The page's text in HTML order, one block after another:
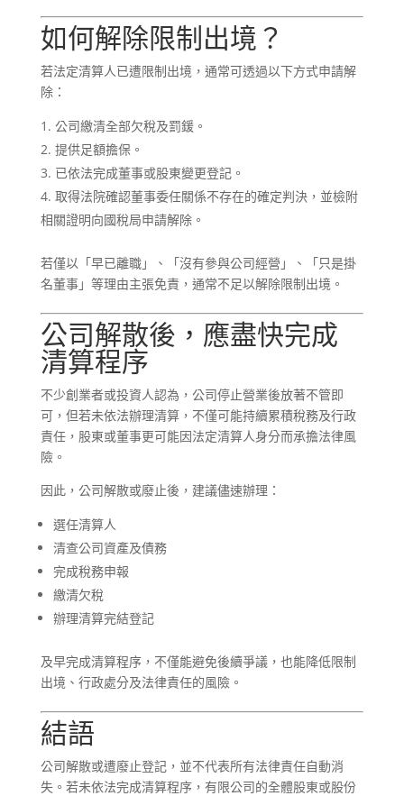
如何解除限制出境？
若法定清算人已遭限制出境，通常可透過以下方式申請解
除：
公司繳清全部欠稅及罰鍰。
提供足額擔保。
已依法完成董事或股東變更登記。
取得法院確認董事委任關係不存在的確定判決，並檢附
相關證明向國稅局申請解除。
若僅以「早已離職」、「沒有參與公司經營」、「只是掛
名董事」等理由主張免責，通常不足以解除限制出境。
公司解散後，應盡快完成
清算程序
不少創業者或投資人認為，公司停止營業後放著不管即
可，但若未依法辦理清算，不僅可能持續累積稅務及行政
責任，股東或董事更可能因法定清算人身分而承擔法律風
險。
因此，公司解散或廢止後，建議儘速辦理：
選任清算人
清查公司資產及債務
完成稅務申報
繳清欠稅
辦理清算完結登記
及早完成清算程序，不僅能避免後續爭議，也能降低限制
出境、行政處分及法律責任的風險。
結語
公司解散或遭廢止登記，並不代表所有法律責任自動消
失。若未依法完成清算程序，有限公司的全體股東或股份